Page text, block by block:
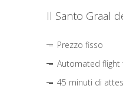
Il Santo Graal
Prezzo fisso
Automated flight
45 minuti di